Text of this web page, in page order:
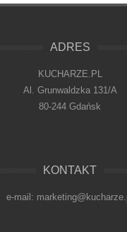
ADRES
KUCHARZE.PL
Al. Grunwaldzka 131/A
80-244 Gdańsk
KONTAKT
e-mail: